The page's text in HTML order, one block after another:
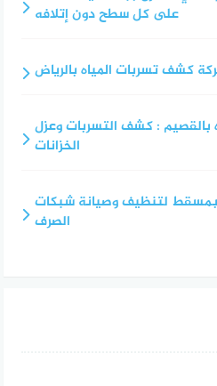
على كل سطح دون إتلافه
كشف تسربات المياه بالرياض
: كشف التسربات وعزل
الخزانات
لتنظيف وصيانة شبكات
الصرف